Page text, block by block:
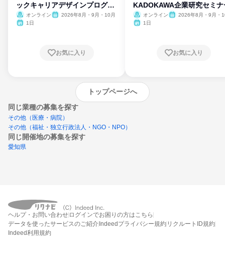
ックキャリアデザインプログラ
ム
オンライン
2026年8月・9月・10月
1日
お気に入り
KADOKAWA企業研究セミナ
オンライン
2026年8月・9月・
1日
お気に入り
トップページへ
同じ業種の募集を探す
その他（医療・病院）
その他（福祉・独立行政法人・NGO・NPO）
同じ開催地の募集を探す
愛知県
エントリーするとプログラムの詳細案内を
受け取れるようになります
ヘルプ・お問い合わせ ログインでお困りの方はこちら
データを使ったサービスのご紹介 Indeedプライバシー規約 リクルートID規約
Indeed利用規約